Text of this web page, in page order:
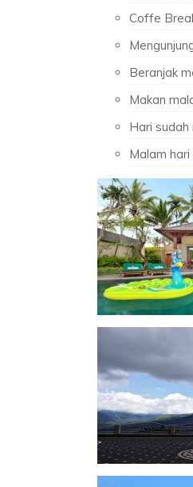
Coffe
Beranjak
Makan
Hari
Malam